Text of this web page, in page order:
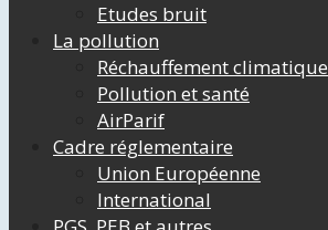
Etudes bruit
La pollution
Réchauffement climatique
Pollution et santé
AirParif
Cadre réglementaire
Union Européenne
International